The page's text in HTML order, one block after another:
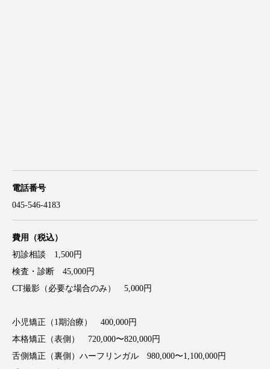
電話番号
045-546-4183
費用（税込）
初診相談 1,500円
検査・診断 45,000円
CT撮影（必要な場合のみ） 5,000円
小児矯正（1期治療） 400,000円
本格矯正（表側） 720,000〜820,000円
舌側矯正（裏側）ハーフリンガル 980,000〜1,100,000円